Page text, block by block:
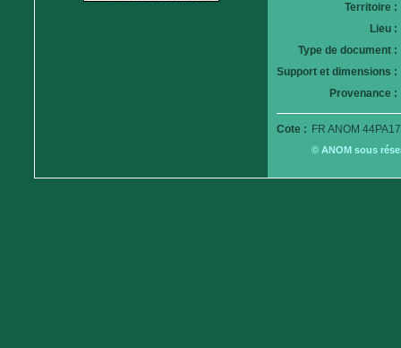
Territoire :
Lieu :
Type de document :
Support et dimensions :
Provenance :
Cote : FR ANOM
© ANOM sous